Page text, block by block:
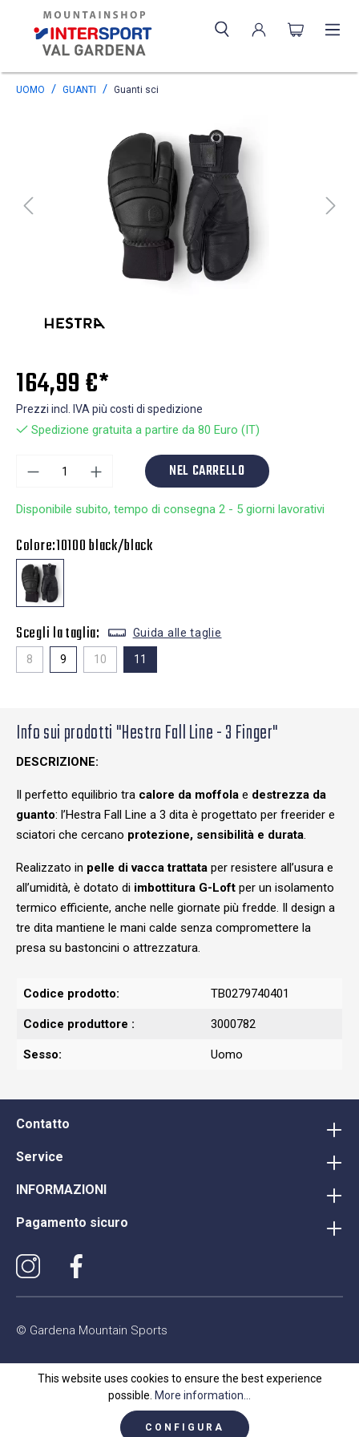
UOMO GUANTI Guanti sci
164,99 €*
Prezzi incl. IVA più costi di spedizione
Spedizione gratuita a partire da 80 Euro (IT)
NEL CARRELLO
Disponibile subito, tempo di consegna 2 - 5 giorni lavorativi
Colore:10100 black/black
Scegli la taglia: Guida alle taglie
8 9 10 11
Info sui prodotti "Hestra Fall Line - 3 Finger"
DESCRIZIONE:
Il perfetto equilibrio tra calore da moffola e destrezza da
guanto: l’Hestra Fall Line a 3 dita è progettato per freerider e
sciatori che cercano protezione, sensibilità e durata.
Realizzato in pelle di vacca trattata per resistere all’usura e
all’umidità, è dotato di imbottitura G-Loft per un isolamento
termico efficiente, anche nelle giornate più fredde. Il design a
tre dita mantiene le mani calde senza compromettere la
presa su bastoncini o attrezzatura.
Codice prodotto: TB0279740401
Codice produttore : 3000782
Sesso: Uomo
Contatto
Service
INFORMAZIONI
Pagamento sicuro
© Gardena Mountain Sports
This website uses cookies to ensure the best experience
possible. More information...
CONFIGURA